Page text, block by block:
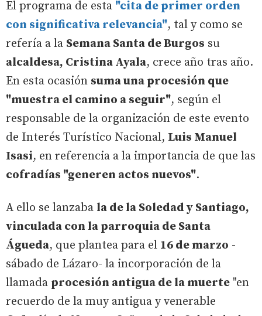
El programa de esta "cita de primer orden
con significativa relevancia", tal y como se
refería a la Semana Santa de Burgos su
alcaldesa, Cristina Ayala, crece año tras año.
En esta ocasión suma una procesión que
"muestra el camino a seguir", según el
responsable de la organización de este evento
de Interés Turístico Nacional, Luis Manuel
Isasi, en referencia a la importancia de que las
cofradías "generen actos nuevos".
A ello se lanzaba la de la Soledad y Santiago,
vinculada con la parroquia de Santa
Águeda, que plantea para el 16 de marzo -
sábado de Lázaro- la incorporación de la
llamada procesión antigua de la muerte "en
recuerdo de la muy antigua y venerable